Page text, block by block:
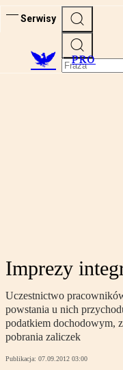
Serwisy
PRO
Imprezy
Uczestnictwo
powstania u nich
podatkiem dochodowym,
pobrania zaliczek
Publikacja: 07.09.2012 03:00